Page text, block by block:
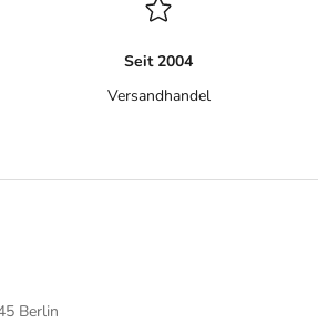
Seit 2004
Versandhandel
Berlin